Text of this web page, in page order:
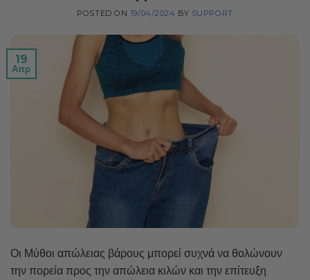
POSTED ON 19/04/2024 BY SUPPORT
19
Απρ
Οι Μύθοι απώλειας βάρους μπορεί συχνά να θολώνουν
την πορεία προς την απώλεια κιλών και την επίτευξη